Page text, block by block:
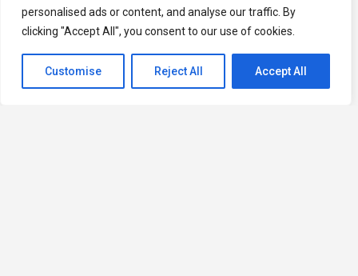
personalised ads or content, and analyse our traffic. By
clicking "Accept All", you consent to our use of cookies.
Customise Reject All Accept All